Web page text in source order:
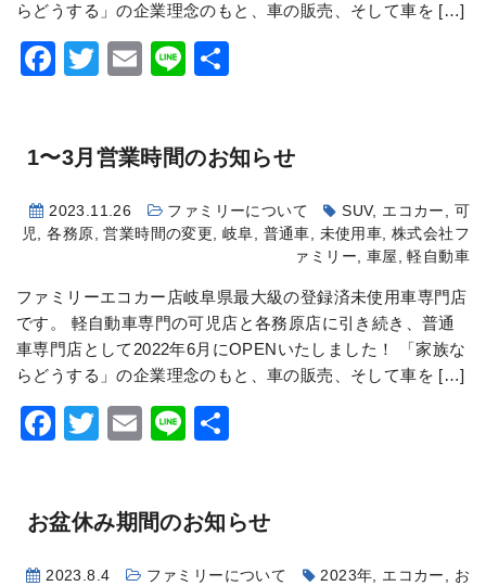
らどうする」の企業理念のもと、車の販売、そして車を […]
Facebook
Twitter
Email
Line
1〜3月営業時間のお知らせ
2023.11.26 ファミリーについて SUV, エコカー , 可
児,各務原 ,営業時間の変更, 岐阜, 普通車, 未使用車, 株式会社フ
ァミリー, 車屋 ,軽自動車
ファミリーエコカー店岐阜県最大級の登録済未使用車専門店
です。 軽自動車専門の可児店と各務原店に引き続き、普通
車専門店として2022年6月にOPENいたしました！ 「家族な
らどうする」の企業理念のもと、車の販売、そして車を […]
Facebook
Twitter
Email
Line
お盆休み期間のお知らせ
2023.8.4 ファミリーについて 2023年, エコカー , お